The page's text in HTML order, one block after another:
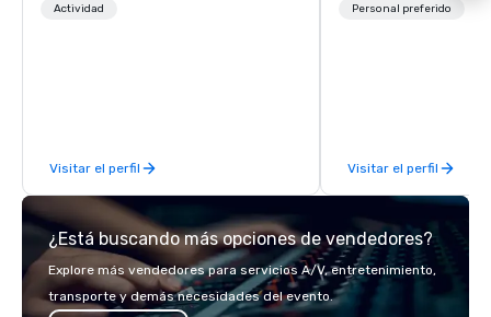
Actividad
Visitar el perfil
Management
sourcing,
transportation, VIP
events, exclusive
on-site coordination.
executive gatherings
Personal preferido
Visitar el perfil
¿Está buscando más opciones de vendedores?
Explore más vendedores para servicios A/V, entretenimiento,
transporte y demás necesidades del evento.